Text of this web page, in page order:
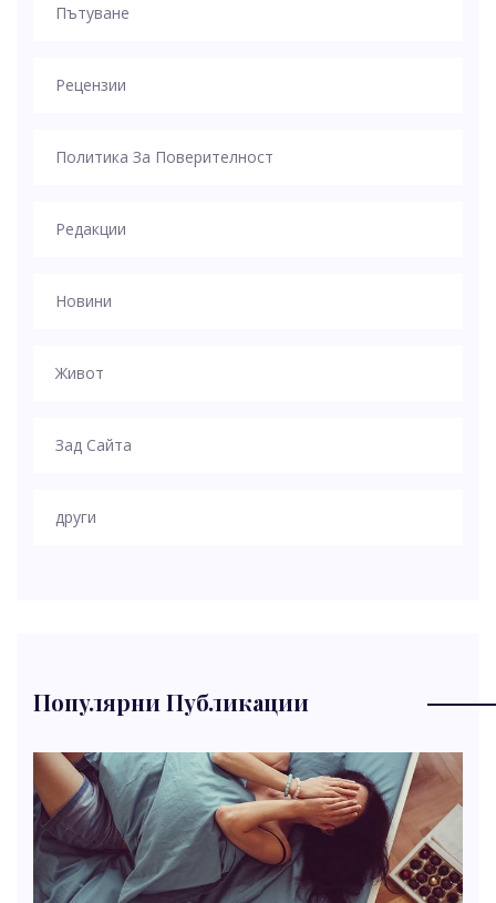
Пътуване
Рецензии
Политика За Поверителност
Редакции
Новини
Живот
Зад Сайта
други
Популярни Публикации